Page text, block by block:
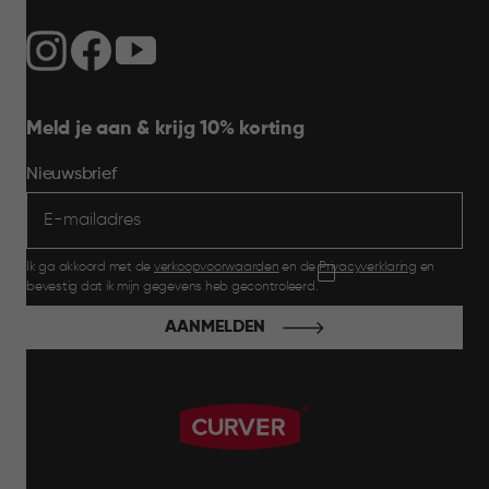
Meld je aan & krijg 10% korting
Nieuwsbrief
Ik ga akkoord met de verkoopvoorwaarden en dePrivacyverklaring en
bevestig dat ik mijn gegevens heb gecontroleerd.
AANMELDEN